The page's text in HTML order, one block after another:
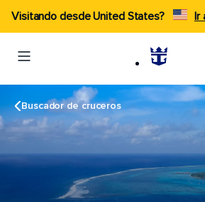
Visitando desde United States? Ir
Buscador de cruceros